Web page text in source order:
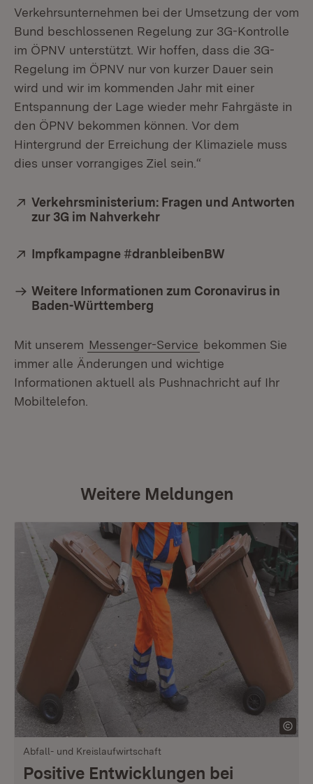
Verkehrsunternehmen bei der Umsetzung der vom
Bund beschlossenen Regelung zur 3G-Kontrolle
im ÖPNV unterstützt. Wir hoffen, dass die 3G-
Regelung im ÖPNV nur von kurzer Dauer sein
wird und wir im kommenden Jahr mit einer
Entspannung der Lage wieder mehr Fahrgäste in
den ÖPNV bekommen können. Vor dem
Hintergrund der Erreichung der Klimaziele muss
dies unser vorrangiges Ziel sein.“
Extern:
Verkehrsministerium: Fragen und Antworten
zur 3G im Nahverkehr
Extern:
Impfkampagne #dranbleibenBW
Weitere Informationen zum Coronavirus in
Baden-Württemberg
Mit unserem Messenger-Service bekommen Sie
immer alle Änderungen und wichtige
Informationen aktuell als Pushnachricht auf Ihr
Mobiltelefon.
Weitere Meldungen
Abfall- und Kreislaufwirtschaft
Positive Entwicklungen bei